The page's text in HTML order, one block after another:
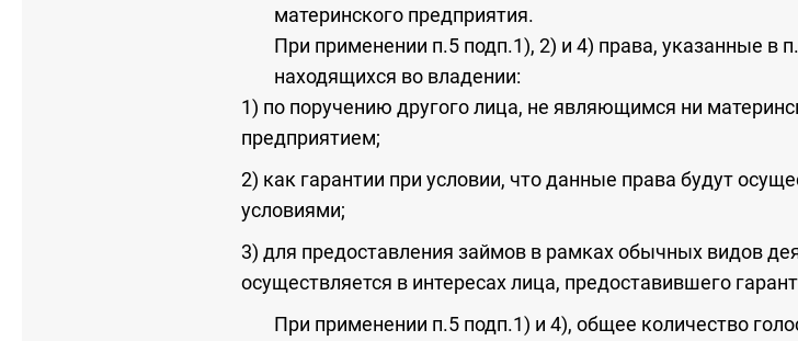
материнского предприятия.
При применении п.5 подп.1), 2) и 4) права, указанные в
находящихся во владении:
1) по поручению другого лица, не являющимся ни
предприятием;
2) как гарантии при условии, что данные права будут
условиями;
3) для предоставления займов в рамках обычных видов
осуществляется в интересах лица, предоставившего
При применении п.5 подп.1) и 4), общее количество